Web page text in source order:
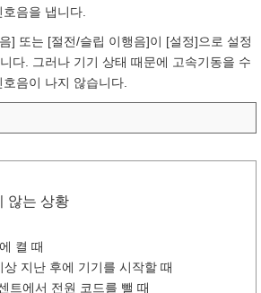
음을 냅니다.
] 또는 [절전/슬립 이행음]이 [설정]으로 설정
다. 그러나 기기 상태 때문에 고속기동을 수
음이 나지 않습니다.
않는 상황
켤 때
지난 후에 기기를 시작할 때
트에서 전원 코드를 뺄 때